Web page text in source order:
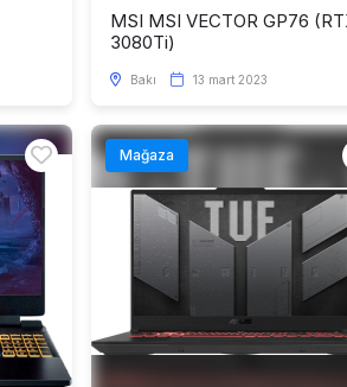
MSI MSI VECTOR GP76
3080Ti)
Bakı 13 mart 2023
Mağaza